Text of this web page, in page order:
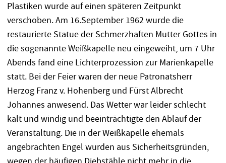
Plastiken wurde auf einen späteren Zeitpunkt
verschoben. Am 16.September 1962 wurde die
restaurierte Statue der Schmerzhaften Mutter Gottes in
die sogenannte Weißkapelle neu eingeweiht, um 7 Uhr
Abends fand eine Lichterprozession zur Marienkapelle
statt. Bei der Feier waren der neue Patronatsherr
Herzog Franz v. Hohenberg und Fürst Albrecht
Johannes anwesend. Das Wetter war leider schlecht
kalt und windig und beeinträchtigte den Ablauf der
Veranstaltung. Die in der Weißkapelle ehemals
angebrachten Engel wurden aus Sicherheitsgründen,